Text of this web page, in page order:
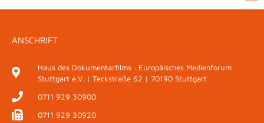
ANSCHRIFT
Haus des Dokumentarfilms · Europäisches Medienforum
Stuttgart e.V. | Teckstraße 62 | 70190 Stuttgart
0711 929 30900
0711 929 30920